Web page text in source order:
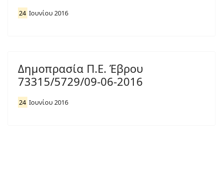
24 Ιουνίου 2016
Δημοπρασία Π.Ε. Έβρου
73315/5729/09-06-2016
24 Ιουνίου 2016